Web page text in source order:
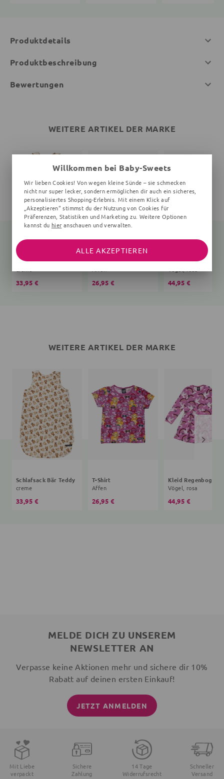
Produktdetails
Produktbeschreibung
Bewertungen
WEITERE ARTIKEL DER MARKE
Schlafsack Bär Teddy
creme
33,95 €
T-Shirt
Affen
26,95 €
Vögel, rosa
44,95 €
WEITERE ARTIKEL DER MARKE
Schlafsack Bär Teddy
creme
33,95 €
T-Shirt
Affen
26,95 €
Vögel, rosa
44,95 €
MELDE DICH ZU UNSEREM
NEWSLETTER AN
Verpasse keine Aktionen mehr und sichere dir 10%
Rabatt auf deinen ersten Einkauf!
JETZT ANMELDEN
Mit Liebe
verpackt
Sichere
Zahlung
14 Tage
Widerrufsrecht
Schneller
Versand
Willkommen bei Baby-Sweets
Wir lieben Cookies! Von wegen kleine Sünde – sie schmecken
nicht nur super lecker, sondern ermöglichen dir auch ein sicheres,
personalisiertes Shopping-Erlebnis. Mit einem Klick auf
„Akzeptieren“ stimmst du der Nutzung von Cookies für
Präferenzen, Statistiken und Marketing zu. Weitere Optionen
kannst du hier anschauen und verwalten.
ALLE AKZEPTIEREN